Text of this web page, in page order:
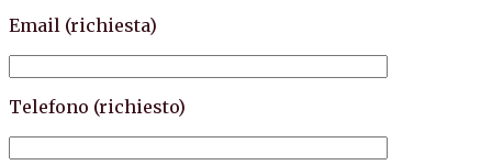
Email (richiesta)
Telefono (richiesto)